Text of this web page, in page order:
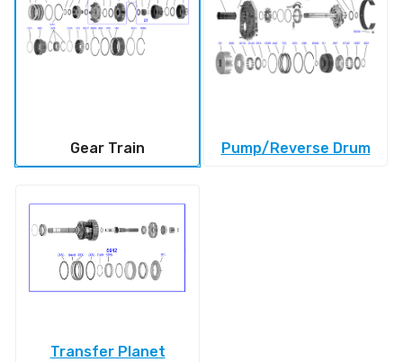
Gear Train Pump/Reverse Drum
Transfer Planet